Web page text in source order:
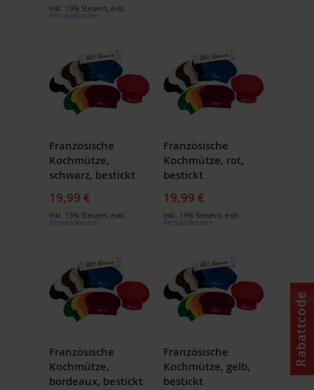
Inkl. 19% Steuern, exkl.
Versandkosten
Französische
Kochmütze,
schwarz, bestickt
19,99 €
Inkl. 19% Steuern, exkl.
Versandkosten
Französische
Kochmütze, rot,
bestickt
19,99 €
Inkl. 19% Steuern, exkl.
Versandkosten
Französische
Kochmütze,
bordeaux, bestickt
Französische
Kochmütze, gelb,
bestickt
Rabattcode